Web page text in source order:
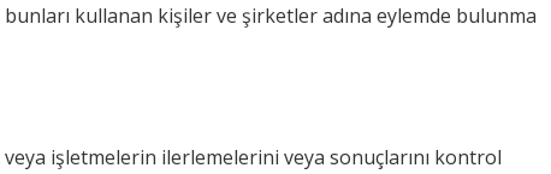
kullanan kişiler ve şirketler adına eylemde bulunma
veya işletmelerin ilerlemelerini veya sonuçlarını kontrol